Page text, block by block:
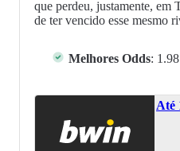
que perdeu, justamente, em
de ter vencido esse mesmo
Melhores Odds:
Até